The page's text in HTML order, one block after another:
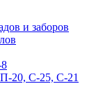
и заборов
20, С-25, С-21